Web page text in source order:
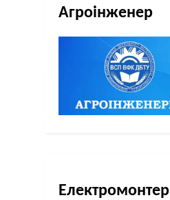
Агроінженер
Електромонтер